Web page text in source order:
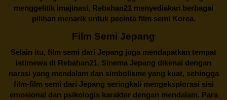
menggelitik imajinasi, Rebahan21 menyediakan berbagai
pilihan menarik untuk pecinta film semi Korea.
Film Semi Jepang
Selain itu, film semi dari Jepang juga mendapatkan tempat
istimewa di Rebahan21. Sinema Jepang dikenal dengan
narasi yang mendalam dan simbolisme yang kuat, sehingga
film-film semi dari Jepang seringkali mengeksplorasi sisi
emosional dan psikologis karakter dengan mendalam. Para